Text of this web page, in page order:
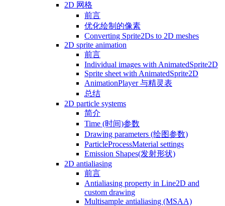
2D 网格
前言
优化绘制的像素
Converting Sprite2Ds to 2D meshes
2D sprite animation
前言
Individual images with AnimatedSprite2D
Sprite sheet with AnimatedSprite2D
AnimationPlayer 与精灵表
总结
2D particle systems
简介
Time (时间)参数
Drawing parameters (绘图参数)
ParticleProcessMaterial settings
Emission Shapes(发射形状)
2D antialiasing
前言
Antialiasing property in Line2D and
custom drawing
Multisample antialiasing (MSAA)